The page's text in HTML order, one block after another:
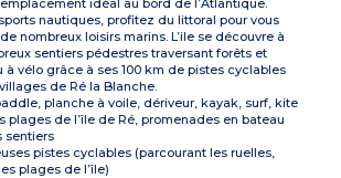
emplacement idéal au bord de l’Atlantique.
nautiques, profitez du littoral pour vous
nombreux loisirs marins. L’ile se découvre à
sentiers pédestres traversant forêts et
vélo grâce à ses 100 km de pistes cyclables
de Ré la Blanche.
planche à voile, dériveur, kayak, surf, kite
plages de l’île de Ré, promenades en bateau
sentiers
pistes cyclables (parcourant les ruelles,
plages de l’île)